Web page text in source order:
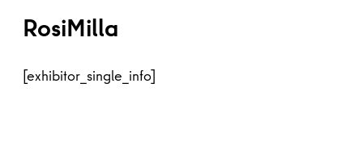
RosiMilla
[exhibitor_single_info]